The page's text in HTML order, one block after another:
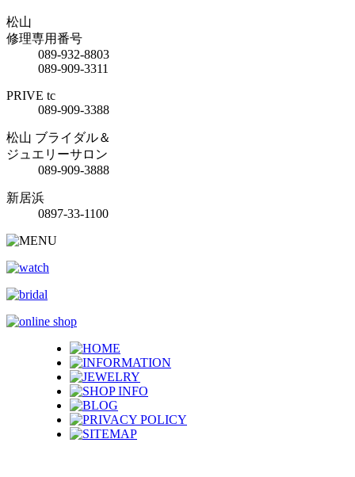
松山
修理専用番号
089-932-8803
089-909-3311
PRIVE tc
089-909-3388
松山 ブライダル＆
ジュエリーサロン
089-909-3888
新居浜
0897-33-1100